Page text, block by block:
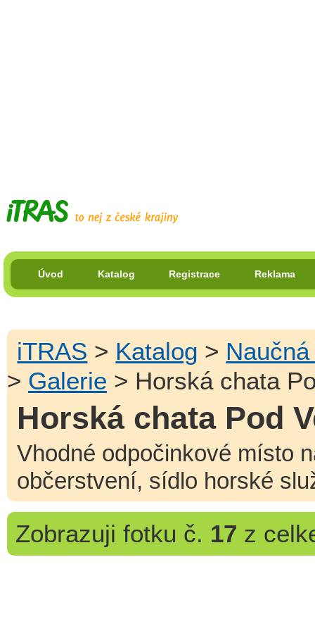
Úvod Katalog Registrace Reklama
iTRAS > Katalog >
> Galerie > Horská chata
Horská chata Pod
Vhodné odpočinkové místo
občerstvení, sídlo horské
Zobrazuji fotku č. 17 z